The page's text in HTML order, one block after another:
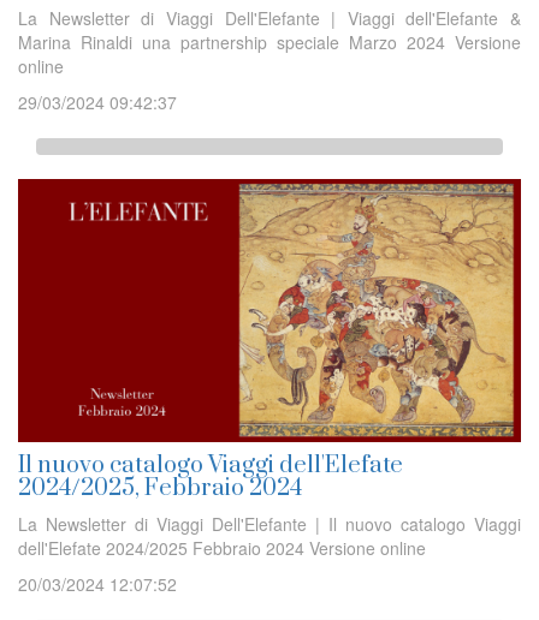
La Newsletter di Viaggi Dell'Elefante | Viaggi dell'Elefante &
Marina Rinaldi una partnership speciale Marzo 2024 Versione
online
29/03/2024 09:42:37
Il nuovo catalogo Viaggi dell'Elefate
2024/2025, Febbraio 2024
La Newsletter di Viaggi Dell'Elefante | Il nuovo catalogo Viaggi
dell'Elefate 2024/2025 Febbraio 2024 Versione online
20/03/2024 12:07:52